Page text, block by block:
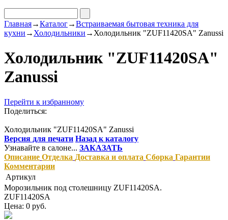
Главная→Каталог→Встраиваемая бытовая техника для
кухни → Холодильники → Холодильник "ZUF11420SA" Zanussi
Холодильник "ZUF11420SA"
Zanussi
Перейти к избранному
Поделиться:
Холодильник "ZUF11420SA" Zanussi
Версия для печати Назад к каталогу
Узнавайте в салоне... ЗАКАЗАТЬ
Описание Отделка Доставка и оплата Сборка Гарантии
Комментарии
Артикул
Морозильник под столешницу ZUF11420SA.
ZUF11420SA
Цена: 0 руб.